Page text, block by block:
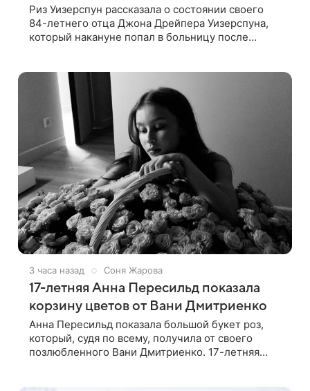
Риз Уизерспун рассказала о состоянии своего
84-летнего отца Джона Дрейпера Уизерспуна,
который накануне попал в больницу после
3 часа назад Соня Жарова
17-летняя Анна Пересильд показала
корзину цветов от Вани Дмитриенко
Анна Пересильд показала большой букет роз,
который, судя по всему, получилa от своего
позлюбленного Вани Дмитриенко. 17-летняя